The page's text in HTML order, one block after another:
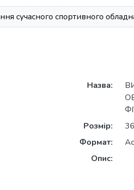
сучасного спортивного
Назва:
Розмір:
Формат:
Опис: